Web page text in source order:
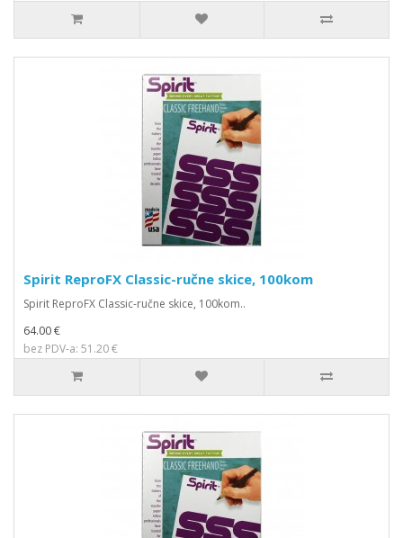
Spirit ReproFX Classic-ručne skice, 100kom
Spirit ReproFX Classic-ručne skice, 100kom..
64.00 €
bez PDV-a: 51.20 €